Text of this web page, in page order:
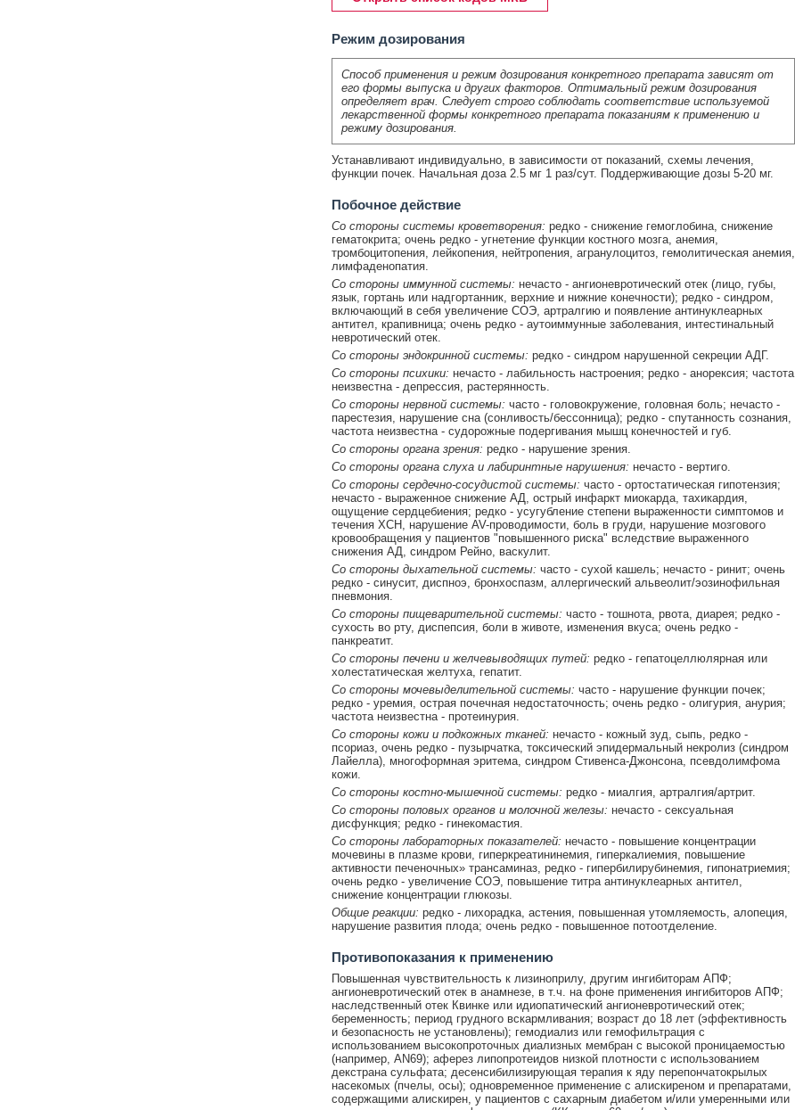
Режим дозирования
Способ применения и режим дозирования конкретного препарата зависят от
его формы выпуска и других факторов. Оптимальный режим дозирования
определяет врач. Следует строго соблюдать соответствие используемой
лекарственной формы конкретного препарата показаниям к применению и
режиму дозирования.
Устанавливают индивидуально, в зависимости от показаний, схемы лечения,
функции почек. Начальная доза 2.5 мг 1 раз/сут. Поддерживающие дозы 5-20 мг.
Побочное действие
Со стороны системы кроветворения: редко - снижение гемоглобина, снижение
гематокрита; очень редко - угнетение функции костного мозга, анемия,
тромбоцитопения, лейкопения, нейтропения, агранулоцитоз, гемолитическая анемия,
лимфаденопатия.
Со стороны иммунной системы: нечасто - ангионевротический отек (лицо, губы,
язык, гортань или надгортанник, верхние и нижние конечности); редко - синдром,
включающий в себя увеличение СОЭ, артралгию и появление антинуклеарных
антител, крапивница; очень редко - аутоиммунные заболевания, интестинальный
невротический отек.
Со стороны эндокринной системы: редко - синдром нарушенной секреции АДГ.
Со стороны психики: нечасто - лабильность настроения; редко - анорексия; частота
неизвестна - депрессия, растерянность.
Со стороны нервной системы: часто - головокружение, головная боль; нечасто -
парестезия, нарушение сна (сонливость/бессонница); редко - спутанность сознания,
частота неизвестна - судорожные подергивания мышц конечностей и губ.
Со стороны органа зрения: редко - нарушение зрения.
Со стороны органа слуха и лабиринтные нарушения: нечасто - вертиго.
Со стороны сердечно-сосудистой системы: часто - ортостатическая гипотензия;
нечасто - выраженное снижение АД, острый инфаркт миокарда, тахикардия,
ощущение сердцебиения; редко - усугубление степени выраженности симптомов и
течения ХСН, нарушение AV-проводимости, боль в груди, нарушение мозгового
кровообращения у пациентов "повышенного риска" вследствие выраженного
снижения АД, синдром Рейно, васкулит.
Со стороны дыхательной системы: часто - сухой кашель; нечасто - ринит; очень
редко - синусит, диспноэ, бронхоспазм, аллергический альвеолит/эозинофильная
пневмония.
Со стороны пищеварительной системы: часто - тошнота, рвота, диарея; редко -
сухость во рту, диспепсия, боли в животе, изменения вкуса; очень редко -
панкреатит.
Со стороны печени и желчевыводящих путей: редко - гепатоцеллюлярная или
холестатическая желтуха, гепатит.
Со стороны мочевыделительной системы: часто - нарушение функции почек;
редко - уремия, острая почечная недостаточность; очень редко - олигурия, анурия;
частота неизвестна - протеинурия.
Со стороны кожи и подкожных тканей: нечасто - кожный зуд, сыпь, редко -
псориаз, очень редко - пузырчатка, токсический эпидермальный некролиз (синдром
Лайелла), многоформная эритема, синдром Стивенса-Джонсона, псевдолимфома
кожи.
Со стороны костно-мышечной системы: редко - миалгия, артралгия/артрит.
Со стороны половых органов и молочной железы: нечасто - сексуальная
дисфункция; редко - гинекомастия.
Со стороны лабораторных показателей: нечасто - повышение концентрации
мочевины в плазме крови, гиперкреатининемия, гиперкалиемия, повышение
активности печеночных» трансаминаз, редко - гипербилирубинемия, гипонатриемия;
очень редко - увеличение СОЭ, повышение титра антинуклеарных антител,
снижение концентрации глюкозы.
Общие реакции: редко - лихорадка, астения, повышенная утомляемость, алопеция,
нарушение развития плода; очень редко - повышенное потоотделение.
Противопоказания к применению
Повышенная чувствительность к лизиноприлу, другим ингибиторам АПФ;
ангионевротический отек в анамнезе, в т.ч. на фоне применения ингибиторов АПФ;
наследственный отек Квинке или идиопатический ангионевротический отек;
беременность; период грудного вскармливания; возраст до 18 лет (эффективность
и безопасность не установлены); гемодиализ или гемофильтрация с
использованием высокопроточных диализных мембран с высокой проницаемостью
(например, AN69); аферез липопротеидов низкой плотности с использованием
декстрана сульфата; десенсибилизирующая терапия к яду перепончатокрылых
насекомых (пчелы, осы); одновременное применение с алискиреном и препаратами,
содержащими алискирен, у пациентов с сахарным диабетом и/или умеренными или